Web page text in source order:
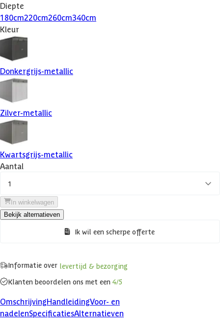
Diepte
180cm220cm260cm340cm
Kleur
Donkergrijs-metallic
Zilver-metallic
Kwartsgrijs-metallic
Aantal
1
In winkelwagen
Bekijk alternatieven
Ik wil een scherpe offerte
Informatie over levertijd & bezorging
Klanten beoordelen ons met een 4/5
OmschrijvingHandleidingVoor- en
nadelenSpecificatiesAlternatieven